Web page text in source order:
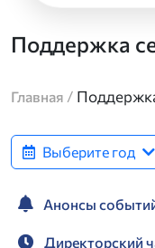
Поддержка
Главная /
Выберите год
Анонсы
Директорский